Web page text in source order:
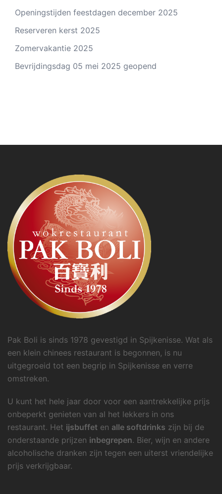
Openingstijden feestdagen december 2025
Reserveren kerst 2025
Zomervakantie 2025
Bevrijdingsdag 05 mei 2025 geopend
Pak Boli is sinds 1978 gevestigd in Spijkenisse. Wat als
een klein chinees restaurant is begonnen, is nu
uitgegroeid tot een begrip in Spijkenisse en verre
omstreken.
U kunt het hele jaar door voor een aantrekkelijke prijs
onbeperkt genieten van al het lekkers in ons
restaurant. Het ijsbuffet en alle softdrinks zijn bij de
onderstaande prijzen inbegrepen. Bier, wijn en andere
alcoholische dranken zijn tegen een uiterst vriendelijke
prijs verkrijgbaar.